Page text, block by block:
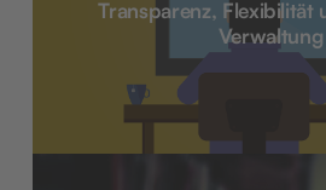
Transparenz, Flexibilität
Verwaltung